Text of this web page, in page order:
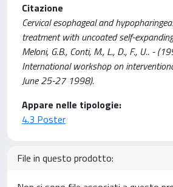
Citazione
Cervical esophageal and
treatment with uncoated self-
Meloni, G.B., Conti, M., L., D., F., U.. -
International workshop on
June 25-27 1998).
Appare nelle tipologie:
4.3 Poster
File in questo prodotto: